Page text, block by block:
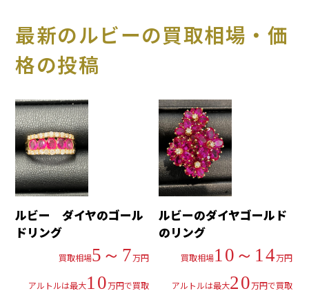
最新のルビーの買取相場・価
格の投稿
ルビー ダイヤのゴール
ドリング
買取相場5～7万円
アルトルは最大10万円で買取
ルビーのダイヤゴールド
のリング
買取相場10～14万円
アルトルは最大20万円で買取